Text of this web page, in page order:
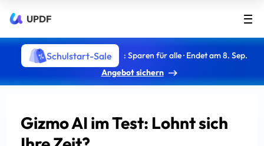
UPDF
Schulstart-Sale
: Sparen für alle · Endet am 8. Sep.
Angebot sichern
Gizmo AI im Test: Lohnt sich